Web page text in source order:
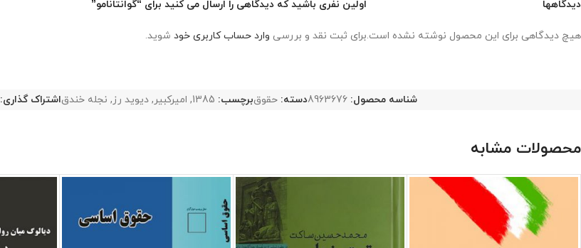
دیدگاهها
هیچ دیدگاهی برای این محصول نوشته نشده است.
اولین نفری باشید که دیدگاهی را ارسال می کنید برای “گوانتانامو”
برای ثبت نقد و بررسی وارد حساب کاربری خود شوید.
شناسه محصول: 8963676دسته: حقوقبرچسب: 1385
, امیرکبیر , دیوید رز , نجله خندقاشتراک گذاری:
محصولات مشابه